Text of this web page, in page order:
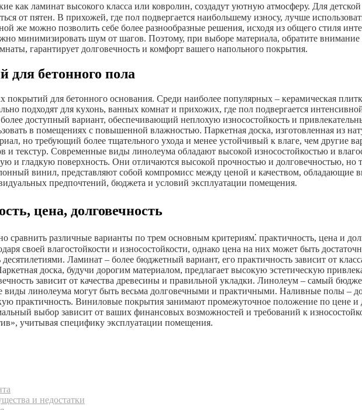
как ламинат высокого класса или ковролин, создадут уютную атмосферу. Для
от пятен. В прихожей, где пол подвергается наибольшему износу, лучше
же можно позволить себе более разнообразные решения, исходя из общего стиля
минимизировать шум от шагов. Поэтому, при выборе материала, обратите
гарантирует долговечность и комфорт вашего напольного покрытия.
бетонного пола
для бетонного основания. Среди наиболее популярных – керамическая
подходят для кухонь, ванных комнат и прихожих, где пол подвергается
доступный вариант, обеспечивающий неплохую износостойкость и
в помещениях с повышенной влажностью. Паркетная доска, изготовленная из
но требующий более тщательного ухода и менее устойчивый к влаге, чем другие
текстур. Современные виды линолеума обладают высокой износостойкостью и
и гладкую поверхность. Они отличаются высокой прочностью и долговечностью, но
винил, представляют собой компромисс между ценой и качеством, обладающие
предпочтений, бюджета и условий эксплуатации помещения.
цена, долговечность
различные варианты по трем основным критериям⁚ практичность, цена и
своей влагостойкости и износостойкости, однако цена на них может быть
Ламинат – более бюджетный вариант, его практичность зависит от
доска, будучи дорогим материалом, предлагает высокую эстетическую
зависит от качества древесины и правильной укладки. Линолеум – самый
виды линолеума могут быть весьма долговечными и практичными. Наливные полы –
практичность. Виниловые покрытия занимают промежуточное положение по цене и
выбор зависит от ваших финансовых возможностей и требований к
учитывая специфику эксплуатации помещения.
и недостатки